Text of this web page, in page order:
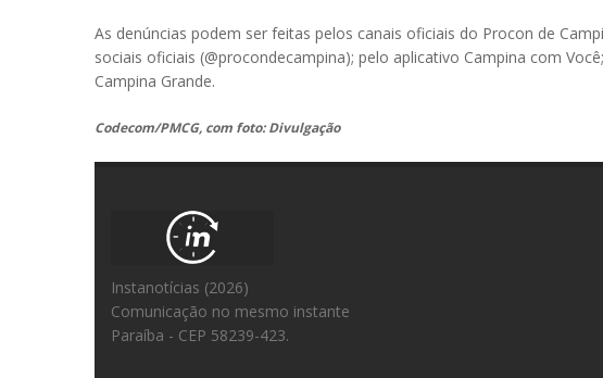
As denúncias podem ser feitas pelos canais oficiais do Procon de
sociais oficiais (@procondecampina); pelo aplicativo Campina com
Campina Grande.
Codecom/PMCG, com foto: Divulgação
Instanotícias (2026)
Comunicação no mesmo instante
Paraíba - CEP 58239-423.